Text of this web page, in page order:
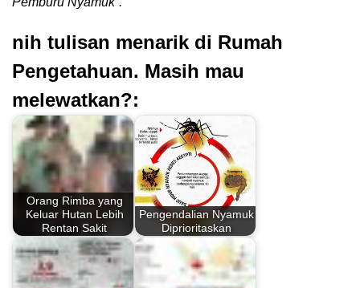
nih tulisan menarik di Rumah
Pengetahuan. Masih mau
melewatkan?:
Orang Rimba yang
Keluar Hutan Lebih
Rentan Sakit
Pengendalian Nyamuk
Diprioritaskan